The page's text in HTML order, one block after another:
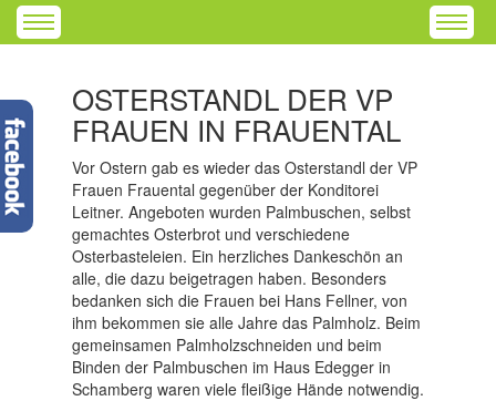
OSTERSTANDL DER VP
FRAUEN IN FRAUENTAL
Vor Ostern gab es wieder das Osterstandl der VP
Frauen Frauental gegenüber der Konditorei
Leitner. Angeboten wurden Palmbuschen, selbst
gemachtes Osterbrot und verschiedene
Osterbasteleien. Ein herzliches Dankeschön an
alle, die dazu beigetragen haben. Besonders
bedanken sich die Frauen bei Hans Fellner, von
ihm bekommen sie alle Jahre das Palmholz. Beim
gemeinsamen Palmholzschneiden und beim
Binden der Palmbuschen im Haus Edegger in
Schamberg waren viele fleißige Hände notwendig.